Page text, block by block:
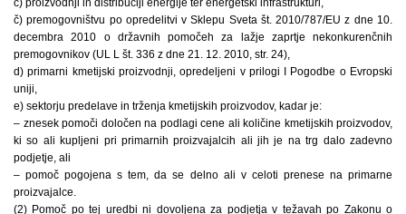
č) premogovništvu po opredelitvi v Sklepu Sveta št. 2010/787/EU z dne 10.
decembra 2010 o državnih pomočeh za lažje zaprtje nekonkurenčnih
premogovnikov (UL L št. 336 z dne 21. 12. 2010, str. 24),
d) primarni kmetijski proizvodnji, opredeljeni v prilogi I Pogodbe o Evropski
uniji,
e) sektorju predelave in trženja kmetijskih proizvodov, kadar je:
– znesek pomoči določen na podlagi cene ali količine kmetijskih proizvodov,
ki so ali kupljeni pri primarnih proizvajalcih ali jih je na trg dalo zadevno
podjetje, ali
– pomoč pogojena s tem, da se delno ali v celoti prenese na primarne
proizvajalce.
(2) Pomoč po tej uredbi ni dovoljena za podjetja v težavah po Zakonu o